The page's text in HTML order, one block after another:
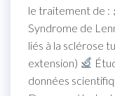
le traitement de :
Syndrome de
liés à la sclérose
extension)
données